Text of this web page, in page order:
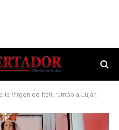
la Virgen de Itatí, rumbo a Luján